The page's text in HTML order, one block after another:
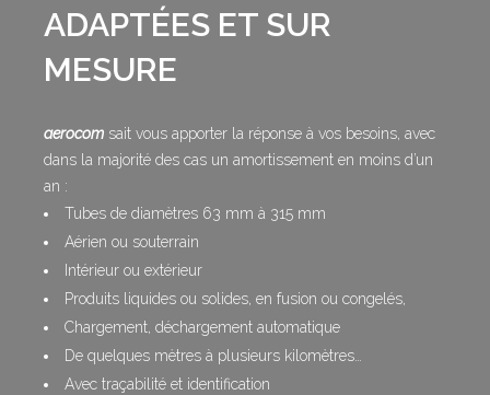
ADAPTÉES ET SUR
MESURE
aerocom sait vous apporter la réponse à vos besoins, avec
dans la majorité des cas un amortissement en moins d’un
an :
Tubes de diamètres 63 mm à 315 mm
Aérien ou souterrain
Intérieur ou extérieur
Produits liquides ou solides, en fusion ou congelés,
Chargement, déchargement automatique
De quelques mètres à plusieurs kilomètres…
Avec traçabilité et identification